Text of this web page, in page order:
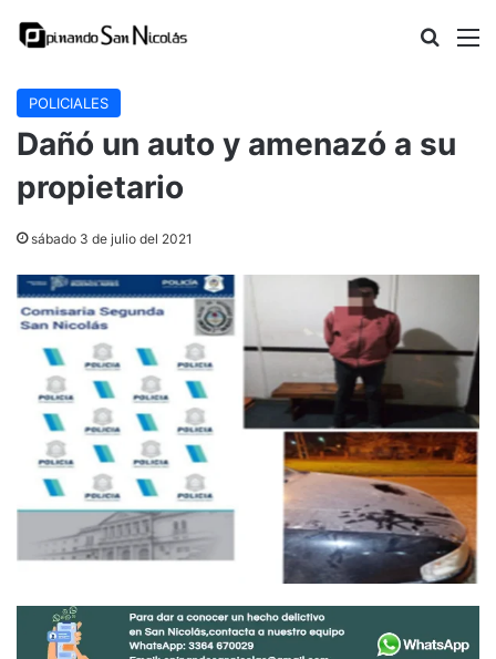
Buscar
POLICIALES
Dañó un auto y amenazó a su
propietario
sábado 3 de julio del 2021